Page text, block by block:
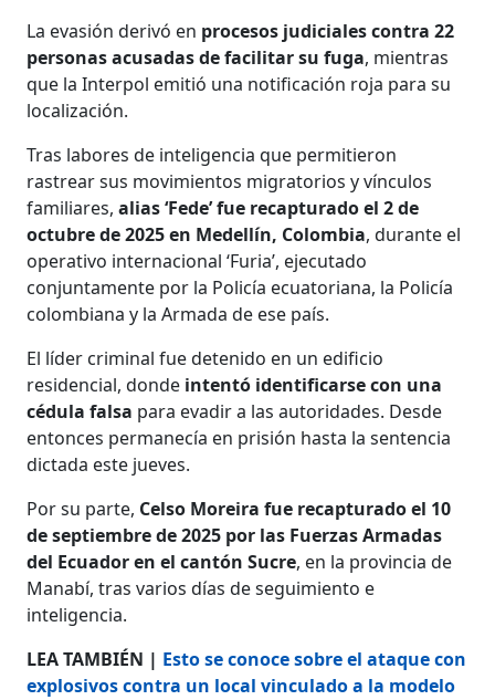
La evasión derivó en procesos judiciales contra 22
personas acusadas de facilitar su fuga, mientras
que la Interpol emitió una notificación roja para su
localización.
Tras labores de inteligencia que permitieron
rastrear sus movimientos migratorios y vínculos
familiares,alias ‘Fede’ fue recapturado el 2 de
octubre de 2025 en Medellín, Colombia, durante el
operativo internacional ‘Furia’, ejecutado
conjuntamente por la Policía ecuatoriana, la Policía
colombiana y la Armada de ese país.
El líder criminal fue detenido en un edificio
residencial, donde intentó identificarse con una
cédula falsa para evadir a las autoridades. Desde
entonces permanecía en prisión hasta la sentencia
dictada este jueves.
Por su parte, Celso Moreira fue recapturado el 10
de septiembre de 2025 por las Fuerzas Armadas
del Ecuador en el cantón Sucre, en la provincia de
Manabí, tras varios días de seguimiento e
inteligencia.
LEA TAMBIÉN | Esto se conoce sobre el ataque con
explosivos contra un local vinculado a la modelo